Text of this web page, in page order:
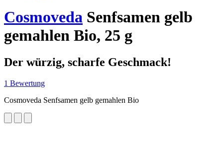
Cosmoveda Senfsamen gelb
gemahlen Bio, 25 g
Der würzig, scharfe Geschmack!
1 Bewertung
Cosmoveda Senfsamen gelb gemahlen Bio